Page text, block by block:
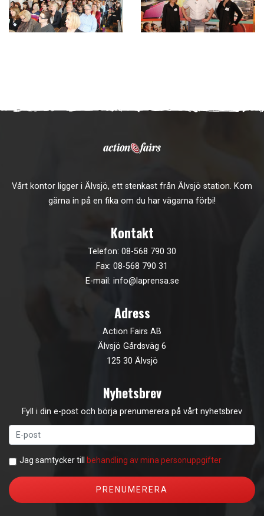
Vårt kontor ligger i Älvsjö, ett stenkast från Älvsjö station. Kom
gärna in på en fika om du har vägarna förbi!
Kontakt
Telefon: 08-568 790 30
Fax: 08-568 790 31
E-mail: info@laprensa.se
Adress
Action Fairs AB
Älvsjö Gårdsväg 6
125 30 Älvsjö
Nyhetsbrev
Fyll i din e-post och börja prenumerera på vårt nyhetsbrev
Jag samtycker till behandling av mina personuppgifter